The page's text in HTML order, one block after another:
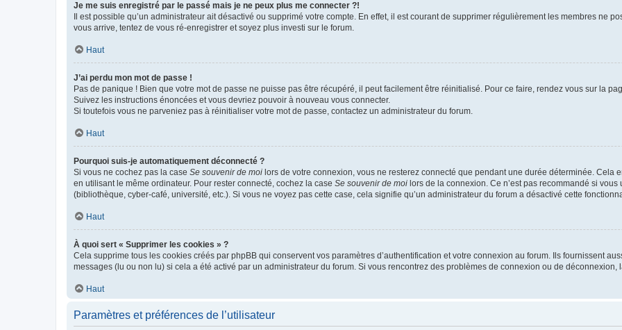
Je me suis enregistré par le passé mais je ne peux plus me connecter ?!
Il est possible qu’un administrateur ait désactivé ou supprimé votre compte. En effet, il est courant de supprimer régulièrement les membres ne
vous arrive, tentez de vous ré-enregistrer et soyez plus investi sur le forum.
Haut
J’ai perdu mon mot de passe !
Pas de panique ! Bien que votre mot de passe ne puisse pas être récupéré, il peut facilement être réinitialisé. Pour ce faire, rendez vous sur la
Suivez les instructions énoncées et vous devriez pouvoir à nouveau vous connecter.
Si toutefois vous ne parveniez pas à réinitialiser votre mot de passe, contactez un administrateur du forum.
Haut
Pourquoi suis-je automatiquement déconnecté ?
Si vous ne cochez pas la case Se souvenir de moi lors de votre connexion, vous ne resterez connecté que pendant une durée déterminée. Cela
en utilisant le même ordinateur. Pour rester connecté, cochez la case Se souvenir de moi lors de la connexion. Ce n’est pas recommandé si
(bibliothèque, cyber-café, université, etc.). Si vous ne voyez pas cette case, cela signifie qu’un administrateur du forum a désactivé cette
Haut
À quoi sert « Supprimer les cookies » ?
Cela supprime tous les cookies créés par phpBB qui conservent vos paramètres d’authentification et votre connexion au forum. Ils fournissent
messages (lu ou non lu) si cela a été activé par un administrateur du forum. Si vous rencontrez des problèmes de connexion ou de
Haut
Paramètres et préférences de l’utilisateur